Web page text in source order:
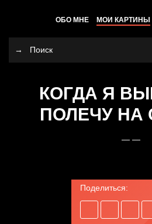
ОБО МНЕ МОИ КАРТИНЫ
КОГДА Я
ПОЛЕЧУ НА
— —
Поделиться: